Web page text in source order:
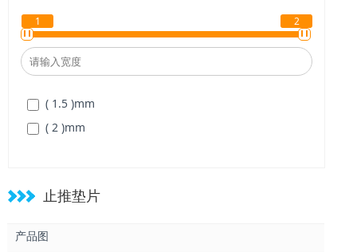
( 30 )
( 32 )mm
( 44 )mm
( 54 ) mm
( 62 )mm
( 78 )mm
( 90 )
1 2
( 1.5 )mm
( 2 )mm
止推垫片
产品图